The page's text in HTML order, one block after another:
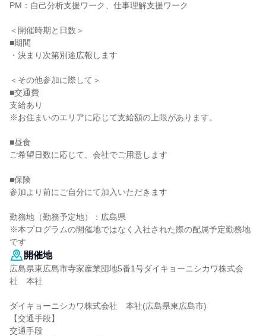
PM：自己分析支援ワーク、仕事理解支援ワーク
＜開催時期と日数＞
■期間
・決まり次第別途広報します
＜その他参加に際して＞
■交通費
支給あり
※お住まいのエリアに応じて支給額の上限があります。
■昼食
ご希望日数に応じて、会社でご用意します
■保険
参加より前にご自分にて加入いただきます
勤務地（勤務予定地）：広島県
※本プログラムの開催地ではなく入社された際の配属予定勤務地
です
開催地
広島県東広島市寺家産業団地5番1号ダイキョーニシカワ株式会
社 本社
ダイキョーニシカワ株式会社 本社(広島県東広島市)
【交通手段】
交通手段